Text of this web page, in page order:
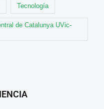
Tecnología
de Catalunya UVic-